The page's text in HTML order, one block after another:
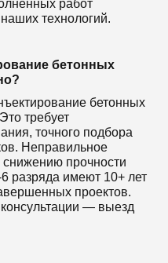
работ
технологий.
бетонных
бетонных
требует
точного подбора
Неправильное
прочности
разряда имеют 10+ лет
проектов.
— выезд